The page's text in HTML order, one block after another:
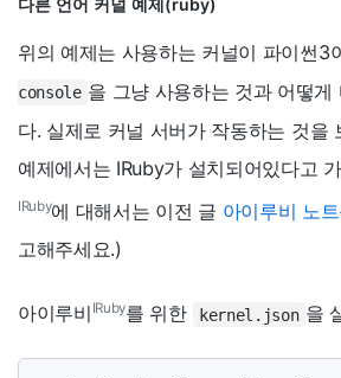
위의 예제는 사용하는 커널이 파이썬3
console 을 그냥 사용하는 것과 어떻게
다. 실제로 커널 서버가 작동하는 것을
예제에서는 IRuby가 설치되어있다고
IRuby에 대해서는 이전 글 아이루비 노
고해주세요.)
아이루비 IRuby를 위한 kernel.json 을